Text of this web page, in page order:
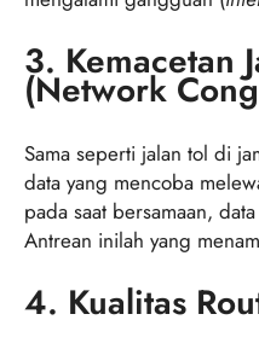
3. Kemacetan
(Network
Sama seperti jalan tol di
data yang mencoba
pada saat bersamaan,
Antrean inilah yang
4. Kualitas